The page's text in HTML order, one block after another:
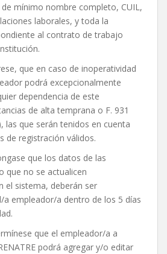
mínimo nombre completo, CUIL,
laborales, y toda la
al contrato de trabajo
que en caso de inoperatividad
podrá excepcionalmente
dependencia de este
de alta temprana o F. 931
las que serán tenidos en cuenta
de registración válidos.
que los datos de las
que no se actualicen
el sistema, deberán ser
a empleador/a dentro de los 5 días
que el empleador/a a
podrá agregar y/o editar